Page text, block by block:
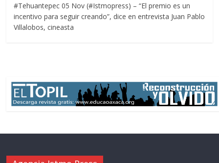
#Tehuantepec 05 Nov (#Istmopress) – “El premio es un
incentivo para seguir creando”, dice en entrevista Juan Pablo
Villalobos, cineasta